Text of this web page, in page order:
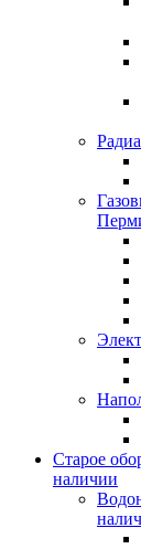
Старое
наличии